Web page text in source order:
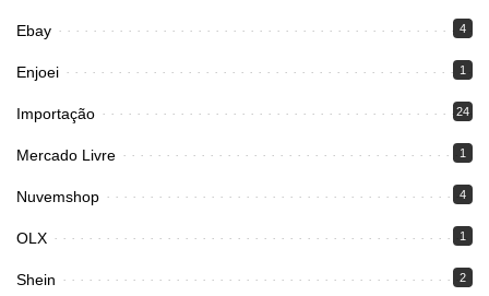
Ebay 4
Enjoei 1
Importação 24
Mercado Livre 1
Nuvemshop 4
OLX 1
Shein 2